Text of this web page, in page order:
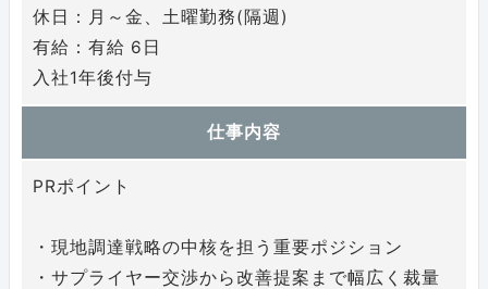
休日：月～金、土曜勤務(隔週)
有給：有給 6日
入社1年後付与
仕事内容
PRポイント
・現地調達戦略の中核を担う重要ポジション
・サプライヤー交渉から改善提案まで幅広く裁量